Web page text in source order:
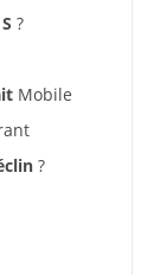
?
Mobile
?